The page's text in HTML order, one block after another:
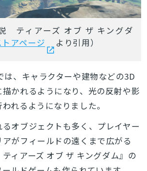
ティアーズ オブ ザ キングダ
トアページ より引用）
は、キャラクターや建物などの3D
かれるようになり、光の反射や影
れるようになりました。
オブジェクトも多く、プレイヤー
がフィールドの遠くまで広がる
ィアーズ オブ ザ キングダム』の